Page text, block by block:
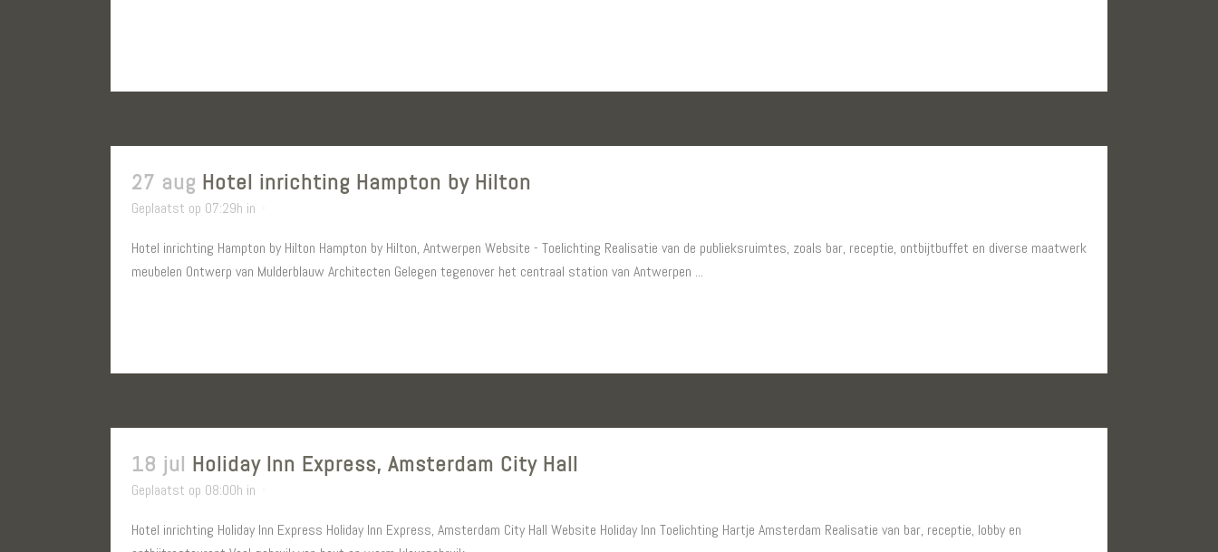
27 aug Hotel inrichting Hampton by Hilton
Geplaatst op 07:29h in
Hotel inrichting Hampton by Hilton Hampton by Hilton, Antwerpen Website - Toelichting Realisatie van de publieksruimtes, zoals bar, receptie, ontbijtbuffet en diverse maatwerk
meubelen Ontwerp van Mulderblauw Architecten Gelegen tegenover het centraal station van Antwerpen ...
18 jul Holiday Inn Express, Amsterdam City Hall
Geplaatst op 08:00h in
Hotel inrichting Holiday Inn Express Holiday Inn Express, Amsterdam City Hall Website Holiday Inn Toelichting Hartje Amsterdam Realisatie van bar, receptie, lobby en